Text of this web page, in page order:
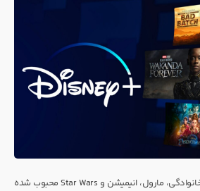
Disney+ با تمرکز بر محتوای خانوادگی، مارول، انیمیشن و Star Wars محبوب شده